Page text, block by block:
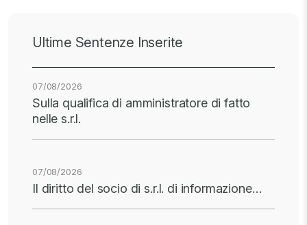
Ultime Sentenze Inserite
07/08/2026
Sulla qualifica di amministratore di fatto
nelle s.r.l.
07/08/2026
Il diritto del socio di s.r.l. di informazione…